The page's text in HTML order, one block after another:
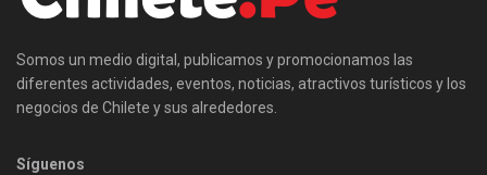
Somos un medio digital, publicamos y promocionamos las
diferentes actividades, eventos, noticias, atractivos turísticos y los
negocios de Chilete y sus alrededores.
Síguenos